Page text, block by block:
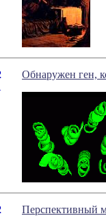
Обнаружен ген,
Перспективный